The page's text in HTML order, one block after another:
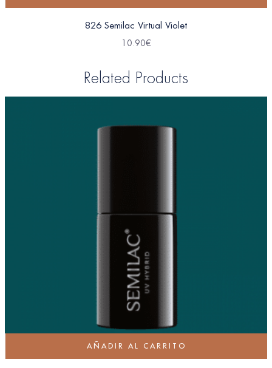
826 Semilac Virtual Violet
10.90€
Related Products
AÑADIR AL CARRITO